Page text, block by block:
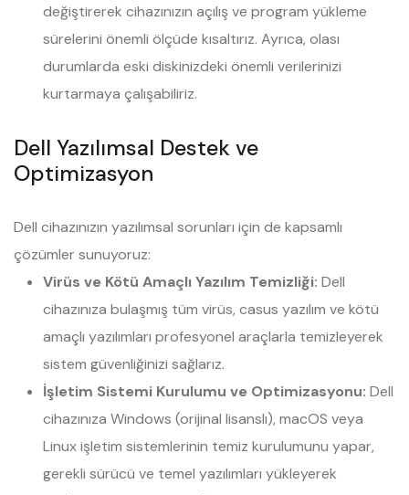
değiştirerek cihazınızın açılış ve program yükleme
sürelerini önemli ölçüde kısaltırız. Ayrıca, olası
durumlarda eski diskinizdeki önemli verilerinizi
kurtarmaya çalışabiliriz.
Dell Yazılımsal Destek ve
Optimizasyon
Dell cihazınızın yazılımsal sorunları için de kapsamlı
çözümler sunuyoruz:
Virüs ve Kötü Amaçlı Yazılım Temizliği: Dell
cihazınıza bulaşmış tüm virüs, casus yazılım ve kötü
amaçlı yazılımları profesyonel araçlarla temizleyerek
sistem güvenliğinizi sağlarız.
İşletim Sistemi Kurulumu ve Optimizasyonu: Dell
cihazınıza Windows (orijinal lisanslı), macOS veya
Linux işletim sistemlerinin temiz kurulumunu yapar,
gerekli sürücü ve temel yazılımları yükleyerek